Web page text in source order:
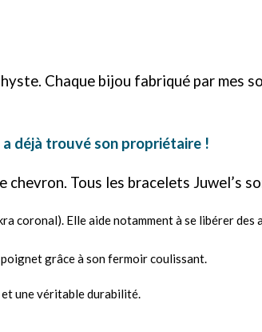
Chaque bijou fabriqué par mes
a déjà trouvé son propriétaire !
Tous les bracelets Juwel’s
coronal). Elle aide notamment à se libérer
grâce à son fermoir coulissant.
une véritable durabilité.